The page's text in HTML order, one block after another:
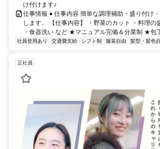
け付けます♪
仕事情報 ● 仕事内容 簡単な調理補助・盛り付け
します。 【仕事内容】 ・野菜のカット ・料理の
・食器洗い など ★マニュアル完備＆分業制 ★包
社員登用あり 交通費支給 シフト制 服装自由 髪型・髪色
正社員